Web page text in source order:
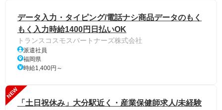
データ入力・タイピング/電話ナシ商品データのもく
もく入力時給1400円日払いOK
トランスコスモスパートナーズ株式会社
派遣社員
福岡県
時給1,400円～
NEW
「土日祝休み」大分駅近く・産業保健師求人/未経験